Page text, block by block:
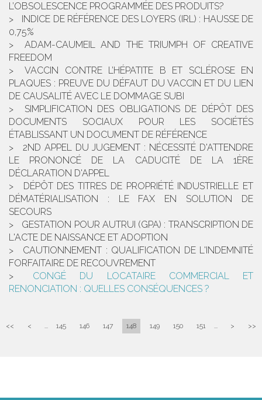
L’OBSOLESCENCE PROGRAMMÉE DES PRODUITS?
INDICE DE RÉFÉRENCE DES LOYERS (IRL) : HAUSSE DE
0,75%
ADAM-CAUMEIL AND THE TRIUMPH OF CREATIVE
FREEDOM
VACCIN CONTRE L’HÉPATITE B ET SCLÉROSE EN
PLAQUES : PREUVE DU DÉFAUT DU VACCIN ET DU LIEN
DE CAUSALITÉ AVEC LE DOMMAGE SUBI
SIMPLIFICATION DES OBLIGATIONS DE DÉPÔT DES
DOCUMENTS SOCIAUX POUR LES SOCIÉTÉS
ÉTABLISSANT UN DOCUMENT DE RÉFÉRENCE
2ND APPEL DU JUGEMENT : NÉCESSITÉ D'ATTENDRE
LE PRONONCÉ DE LA CADUCITÉ DE LA 1ÈRE
DÉCLARATION D'APPEL
DÉPÔT DES TITRES DE PROPRIÉTÉ INDUSTRIELLE ET
DÉMATÉRIALISATION : LE FAX EN SOLUTION DE
SECOURS
GESTATION POUR AUTRUI (GPA) : TRANSCRIPTION DE
L'ACTE DE NAISSANCE ET ADOPTION
CAUTIONNEMENT : QUALIFICATION DE L'INDEMNITÉ
FORFAITAIRE DE RECOUVREMENT
CONGÉ DU LOCATAIRE COMMERCIAL ET
RENONCIATION : QUELLES CONSÉQUENCES ?
<< < ... 145 146 147 148 149 150 151 ... > >>